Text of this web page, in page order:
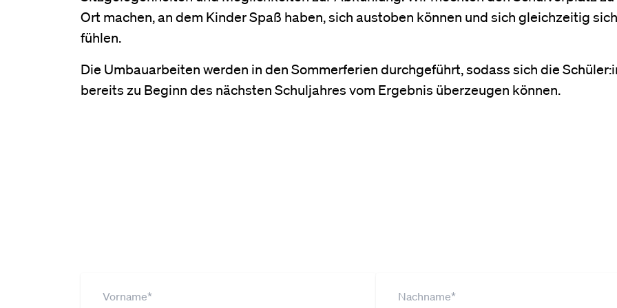
Ort machen, an dem Kinder Spaß haben, sich austoben können und sich gleichzeitig
fühlen.
Die Umbauarbeiten werden in den Sommerferien durchgeführt, sodass sich die
bereits zu Beginn des nächsten Schuljahres vom Ergebnis überzeugen können.